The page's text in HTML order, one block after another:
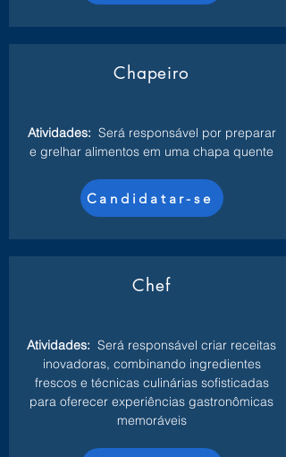
Chapeiro
Atividades: Será responsável por preparar
e grelhar alimentos em uma chapa quente
Candidatar-se
Chef
Atividades: Será responsável criar receitas
inovadoras, combinando ingredientes
frescos e técnicas culinárias sofisticadas
para oferecer experiências gastronômicas
memoráveis